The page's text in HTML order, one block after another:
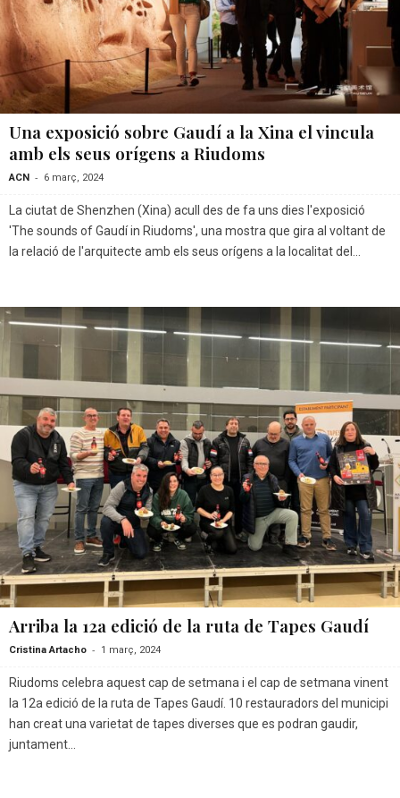
Una exposició sobre Gaudí a la Xina el vincula
amb els seus orígens a Riudoms
ACN - 6 març, 2024
La ciutat de Shenzhen (Xina) acull des de fa uns dies l'exposició
'The sounds of Gaudí in Riudoms', una mostra que gira al voltant de
la relació de l'arquitecte amb els seus orígens a la localitat del...
Arriba la 12a edició de la ruta de Tapes Gaudí
Cristina Artacho - 1 març, 2024
Riudoms celebra aquest cap de setmana i el cap de setmana vinent
la 12a edició de la ruta de Tapes Gaudí. 10 restauradors del municipi
han creat una varietat de tapes diverses que es podran gaudir,
juntament...